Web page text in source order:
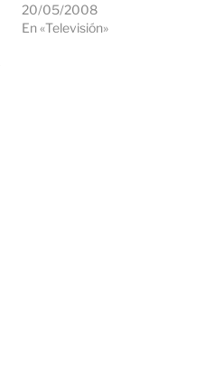
20/05/2008
En «Televisión»